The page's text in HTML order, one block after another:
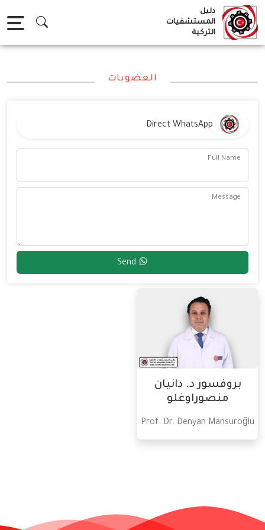
Skip
content
دليل
المستشفيات
التركية
العضويات
Full Name
Message
بروفسور د. دانيان
منصوراوغلو
Prof. Dr. Denyan Mansuroğlu